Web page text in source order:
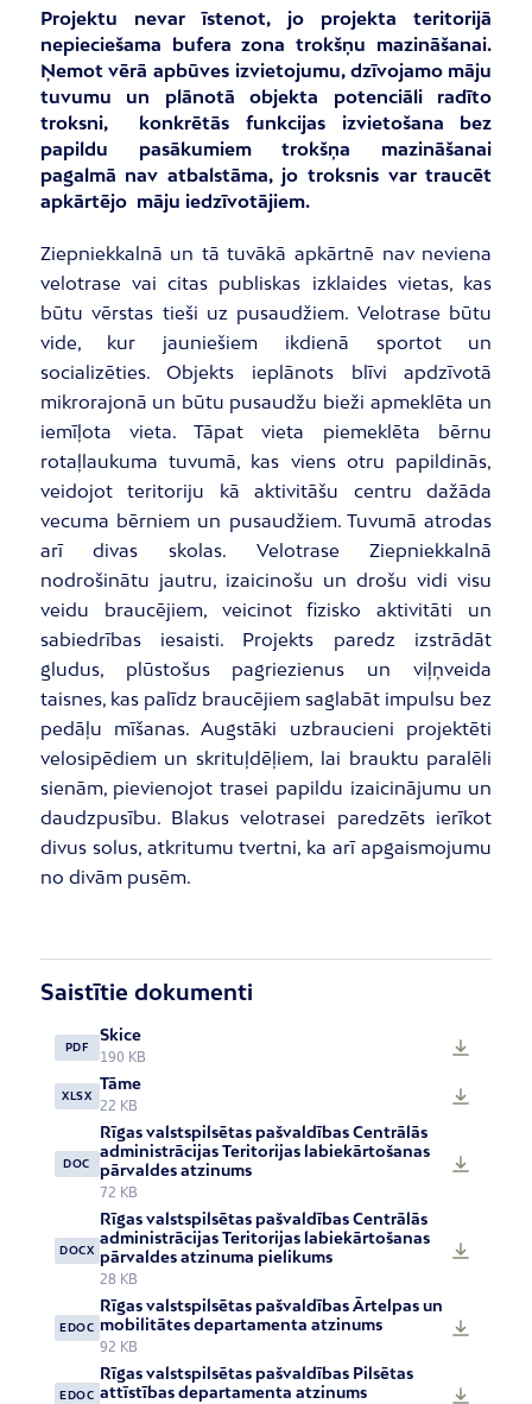
Projektu nevar īstenot, jo projekta teritorijā
nepieciešama bufera zona trokšņu mazināšanai.
Ņemot vērā apbūves izvietojumu, dzīvojamo māju
tuvumu un plānotā objekta potenciāli radīto
troksni, konkrētās funkcijas izvietošana bez
papildu pasākumiem trokšņa mazināšanai
pagalmā nav atbalstāma, jo troksnis var traucēt
apkārtējo māju iedzīvotājiem.
Ziepniekkalnā un tā tuvākā apkārtnē nav neviena
velotrase vai citas publiskas izklaides vietas, kas
būtu vērstas tieši uz pusaudžiem. Velotrase būtu
vide, kur jauniešiem ikdienā sportot un
socializēties. Objekts ieplānots blīvi apdzīvotā
mikrorajonā un būtu pusaudžu bieži apmeklēta un
iemīļota vieta. Tāpat vieta piemeklēta bērnu
rotaļlaukuma tuvumā, kas viens otru papildinās,
veidojot teritoriju kā aktivitāšu centru dažāda
vecuma bērniem un pusaudžiem. Tuvumā atrodas
arī divas skolas. Velotrase Ziepniekkalnā
nodrošinātu jautru, izaicinošu un drošu vidi visu
veidu braucējiem, veicinot fizisko aktivitāti un
sabiedrības iesaisti. Projekts paredz izstrādāt
gludus, plūstošus pagriezienus un viļņveida
taisnes, kas palīdz braucējiem saglabāt impulsu bez
pedāļu mīšanas. Augstāki uzbraucieni projektēti
velosipēdiem un skrituļdēļiem, lai brauktu paralēli
sienām, pievienojot trasei papildu izaicinājumu un
daudzpusību. Blakus velotrasei paredzēts ierīkot
divus solus, atkritumu tvertni, ka arī apgaismojumu
no divām pusēm.
Saistītie dokumenti
PDF
Skice
190 KB
XLSX
Tāme
22 KB
DOC
Rīgas valstspilsētas pašvaldības Centrālās
administrācijas Teritorijas labiekārtošanas
pārvaldes atzinums
72 KB
DOCX
Rīgas valstspilsētas pašvaldības Centrālās
administrācijas Teritorijas labiekārtošanas
pārvaldes atzinuma pielikums
28 KB
EDOC
Rīgas valstspilsētas pašvaldības Ārtelpas un
mobilitātes departamenta atzinums
92 KB
EDOC
Rīgas valstspilsētas pašvaldības Pilsētas
attīstības departamenta atzinums